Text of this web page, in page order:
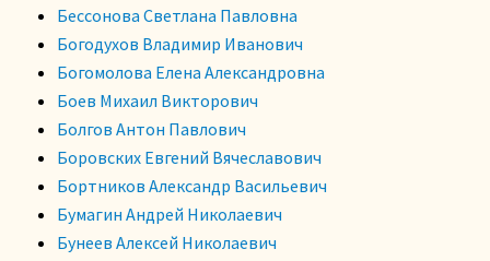
Бессонова Светлана Павловна
Богодухов Владимир Иванович
Богомолова Елена Александровна
Боев Михаил Викторович
Болгов Антон Павлович
Боровских Евгений Вячеславович
Бортников Александр Васильевич
Бумагин Андрей Николаевич
Бунеев Алексей Николаевич